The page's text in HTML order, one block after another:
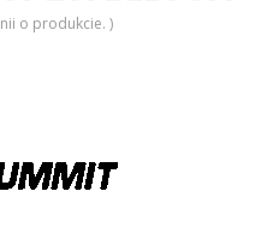
o produkcie. )